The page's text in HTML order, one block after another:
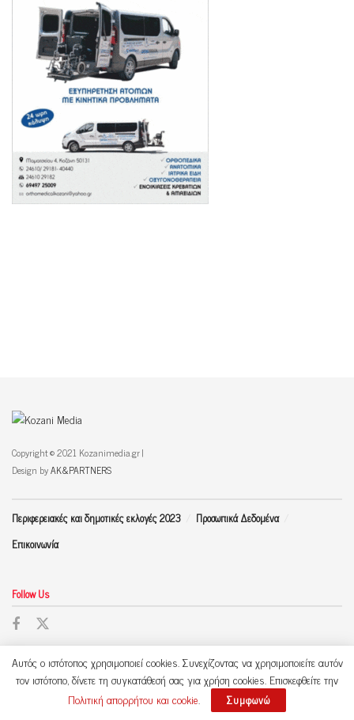
Copyright © 2021 Kozanimedia.gr |
Design byAK&PARTNERS
Περιφερειακές και δημοτικές εκλογές 2023
Προσωπικά Δεδομένα
Επικοινωνία
Follow Us
Αυτός ο ιστότοπος χρησιμοποιεί cookies. Συνεχίζοντας να χρησιμοποιείτε αυτόν
τον ιστότοπο, δίνετε τη συγκατάθεσή σας για χρήση cookies. Επισκεφθείτε την
Πολιτική απορρήτου και cookie. Συμφωνώ